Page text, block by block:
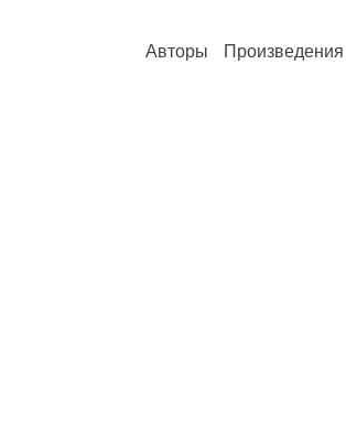
Авторы Произведения